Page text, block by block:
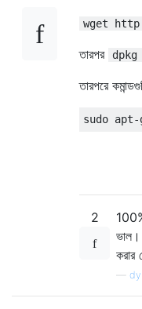
wget
তারপর
তারপরে
2
করার